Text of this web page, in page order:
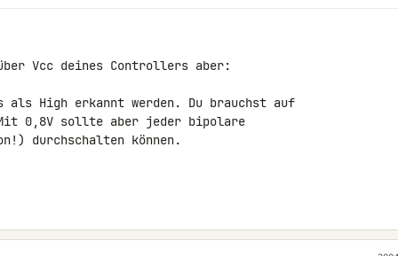
Vcc deines Controllers aber:
High erkannt werden. Du brauchst auf
0,8V sollte aber jeder bipolare
durchschalten können.